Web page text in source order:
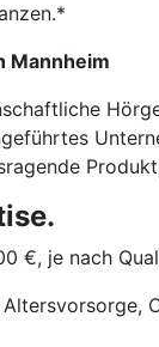
Mannheim
€, je nach